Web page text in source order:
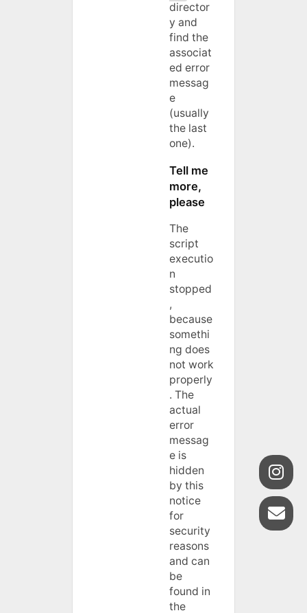
director
y and
find the
associat
ed error
messag
e
(usually
the last
one).
Tell me
more,
please
The
script
executio
n
stopped
,
because
somethi
ng does
not work
properly
. The
actual
error
messag
e is
hidden
by this
notice
for
security
reasons
and can
be
found in
the